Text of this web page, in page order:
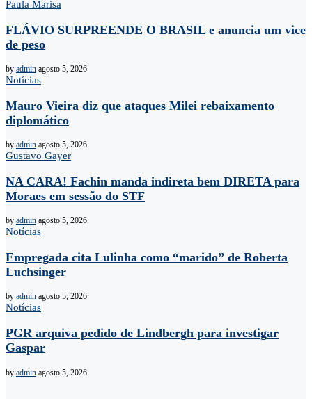
Paula Marisa
FLÁVIO SURPREENDE O BRASIL e anuncia um vice
de peso
by admin agosto 5, 2026
Notícias
Mauro Vieira diz que ataques Milei rebaixamento
diplomático
by admin agosto 5, 2026
Gustavo Gayer
NA CARA! Fachin manda indireta bem DIRETA para
Moraes em sessão do STF
by admin agosto 5, 2026
Notícias
Empregada cita Lulinha como “marido” de Roberta
Luchsinger
by admin agosto 5, 2026
Notícias
PGR arquiva pedido de Lindbergh para investigar
Gaspar
by admin agosto 5, 2026